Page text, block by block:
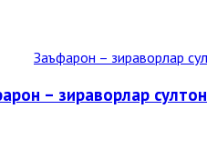
– зираворлар